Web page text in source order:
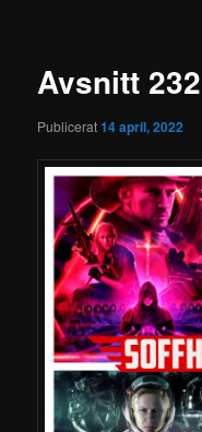
Avsnitt
Publicerat14 april, 2022